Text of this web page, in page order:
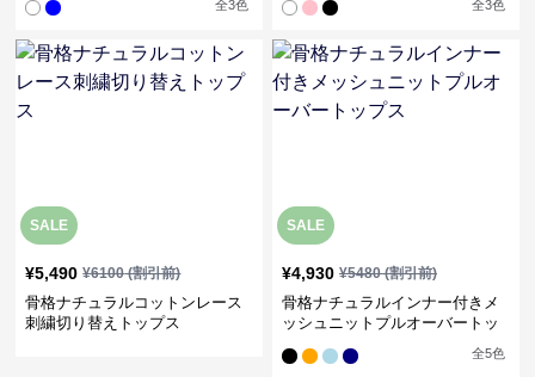
全3色 全3色
SALE
¥5,490 ¥6100(割引前)
骨格ナチュラルコットンレース
刺繍切り替えトップス
SALE
¥4,930 ¥5480(割引前)
骨格ナチュラルインナー付きメ
ッシュニットプルオーバートッ
全5色